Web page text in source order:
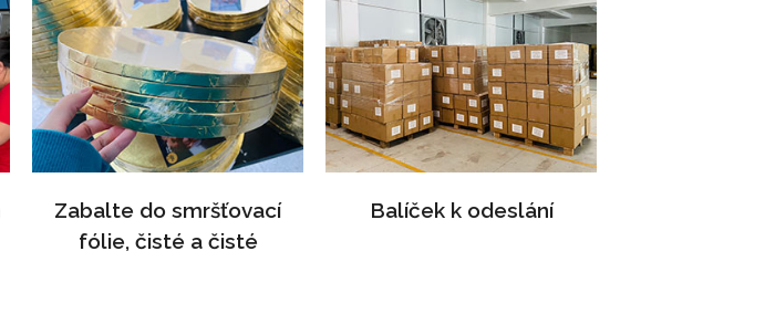
Zabalte do smršťovací
fólie, čisté a čisté
Balíček k odeslání